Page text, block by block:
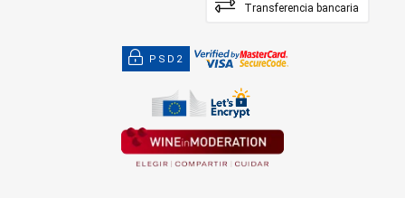
Transferencia bancaria
PSD2